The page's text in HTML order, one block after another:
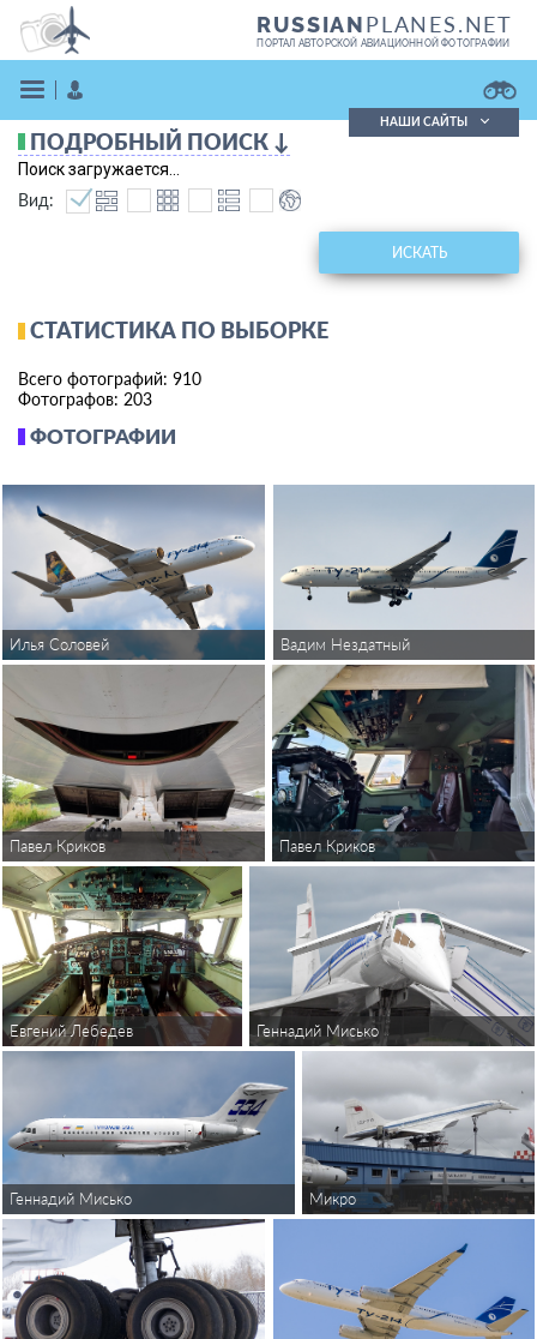
RUSSIANPLANES.NET
ПОРТАЛ АВТОРСКОЙ АВИАЦИОННОЙ ФОТОГРАФИИ
Поиск в реестре
Кратко
Подробно
НАШИ САЙТЫ
ФОТОГРАФИИ
Илья Соловей Вадим Нездатный
Павел Криков Павел Криков
Евгений Лебедев Геннадий Мисько
Геннадий Мисько Микро
ПОДРОБНЫЙ ПОИСК ↓
Поиск загружается...
Вид:
ИСКАТЬ
СТАТИСТИКА ПО ВЫБОРКЕ
Всего фотографий: 910
Фотографов: 203